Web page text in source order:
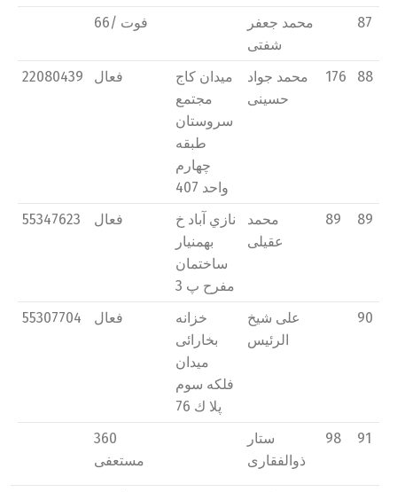
فوت /66
محمد جعفر
شفتی
87
22080439 فعال
میدان كاج
مجتمع
سروستان
طبقه
چهارم
واحد 407
محمد جواد
حسینی
176 88
55347623 فعال
نازي آباد خ
بهمنیار
ساختمان
مفرح پ 3
محمد
عقیلی
89 89
55307704 فعال
خزانه
بخارائی
میدان
فلکه سوم
پلا ك 76
علی شیخ
الرئیس
90
360
مستعفی
ستار
ذوالفقاری
98 91